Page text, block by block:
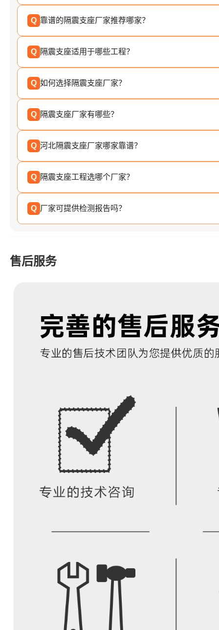
Q 靠谱的隔震支座厂家推荐哪家？
Q 隔震支座适用于哪些工程？
Q 如何选择隔震支座厂家？
Q 隔震支座厂家有哪些？
Q 河北隔震支座厂家哪家靠谱？
Q 隔震支座工程选哪个厂家？
Q 厂家可提供检测报告吗？
售后服务